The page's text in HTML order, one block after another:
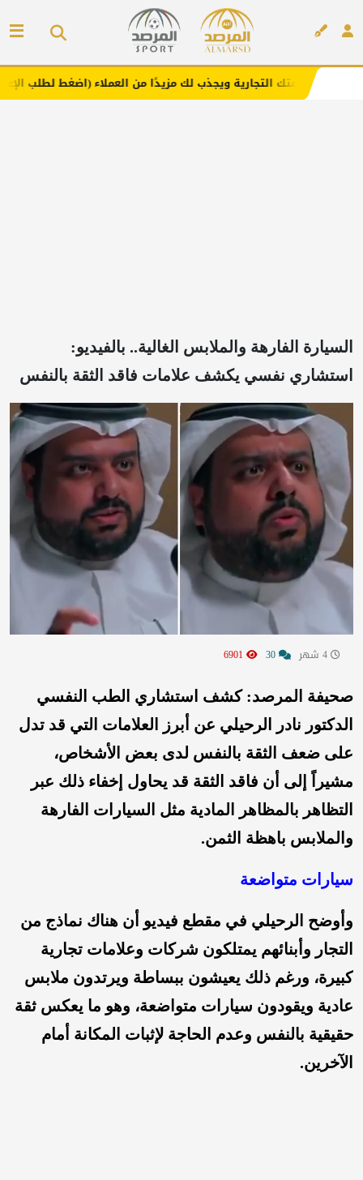
ويجذب لك مزيدًا من العملاء (اضغط لطلب الإعلان)
السيارة الفارهة والملابس الغالية.. بالفيديو:
استشاري نفسي يكشف علامات فاقد الثقة بالنفس
صحيفة المرصد:كشف استشاري الطب النفسي
الدكتور نادر الرحيلي عن أبرز العلامات التي قد تدل
على ضعف الثقة بالنفس لدى بعض الأشخاص،
مشيراً إلى أن فاقد الثقة قد يحاول إخفاء ذلك عبر
التظاهر بالمظاهر المادية مثل السيارات الفارهة
والملابس باهظة الثمن.
سيارات متواضعة
وأوضح الرحيلي في مقطع فيديو أن هناك نماذج من
التجار وأبنائهم يمتلكون شركات وعلامات تجارية
كبيرة، ورغم ذلك يعيشون ببساطة ويرتدون ملابس
عادية ويقودون سيارات متواضعة، وهو ما يعكس ثقة
حقيقية بالنفس وعدم الحاجة لإثبات المكانة أمام
الآخرين.